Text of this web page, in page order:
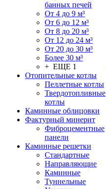
банных печей
От 4 до 9 м³
От 6 до 12 м³
От 8 до 20 м³
От 12 до 24 м³
От 20 до 30 м³
Более 30 м³
+ ЕЩЕ 1
Отопительные котлы
Пеллетные котлы
Твердотопливные
котлы
Каминные облицовки
Фактурный минерит
Фиброцементные
панели
Каминные решетки
Стандартные
Направляющие
Каминные
Туннельные